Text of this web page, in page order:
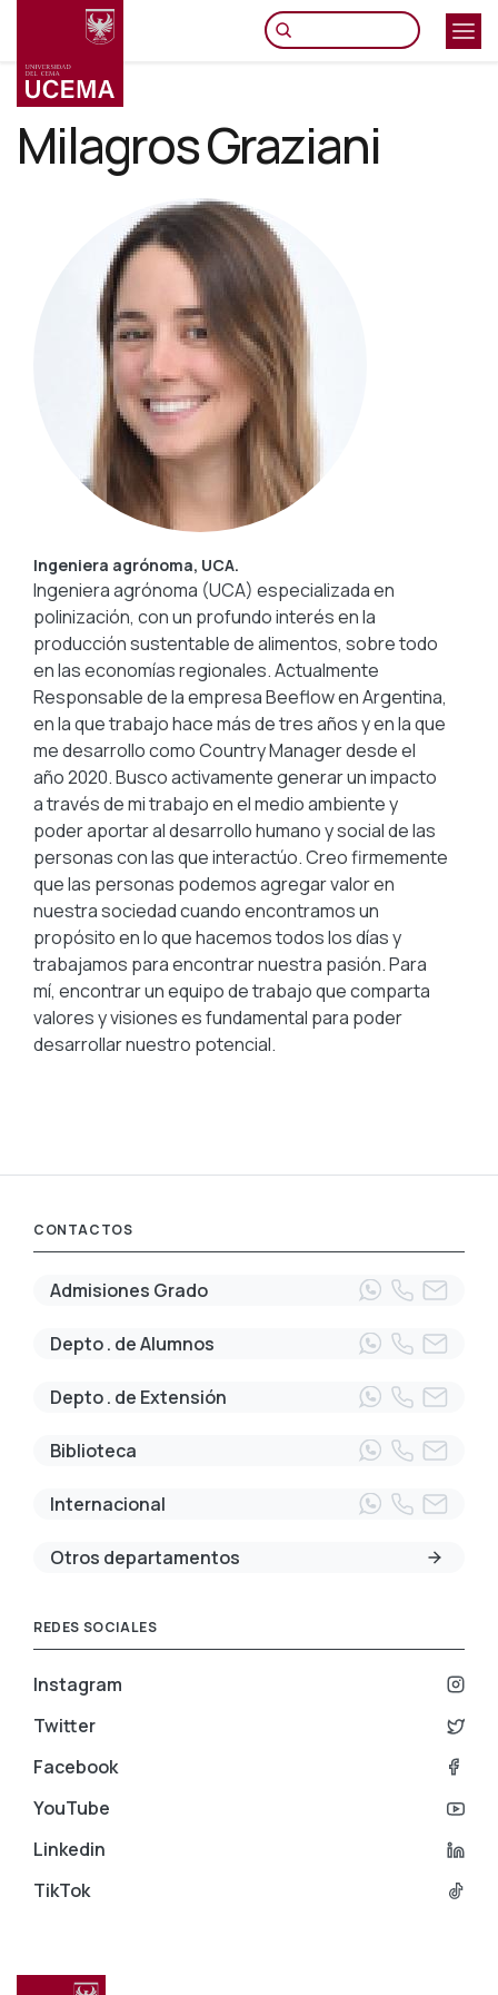
principal
Milagros Graziani
Ingeniera agrónoma, UCA.
Ingeniera agrónoma (UCA) especializada en
polinización, con un profundo interés en la
producción sustentable de alimentos, sobre todo
en las economías regionales. Actualmente
Responsable de la empresa Beeflow en Argentina,
en la que trabajo hace más de tres años y en la que
me desarrollo como Country Manager desde el
año 2020. Busco activamente generar un impacto
a través de mi trabajo en el medio ambiente y
poder aportar al desarrollo humano y social de las
personas con las que interactúo. Creo firmemente
que las personas podemos agregar valor en
nuestra sociedad cuando encontramos un
propósito en lo que hacemos todos los días y
trabajamos para encontrar nuestra pasión. Para
mí, encontrar un equipo de trabajo que comparta
valores y visiones es fundamental para poder
desarrollar nuestro potencial.
CONTACTOS
Admisiones Grado
Depto . de Alumnos
Depto . de Extensión
Biblioteca
Internacional
Otros departamentos
REDES SOCIALES
Instagram
Twitter
Facebook
YouTube
Linkedin
TikTok